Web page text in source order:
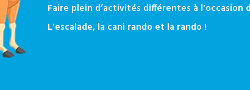
Faire plein d’activités différentes à l'occasion
L'escalade, la cani rando et la rando !